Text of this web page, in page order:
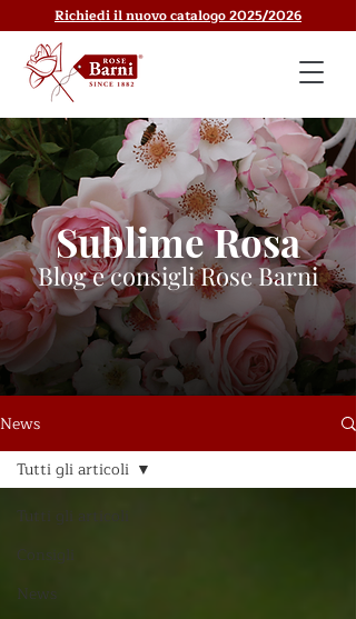
Richiedi il nuovo catalogo 2025/2026
Sublime Rosa
Blog e consigli Rose Barni
News
Tutti gli articoli
Consigli
News
Tutti gli articoli